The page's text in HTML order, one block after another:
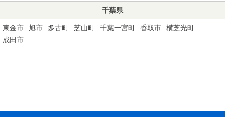
千葉県
東金市 旭市 多古町 芝山町 千葉一宮町 香取市
横芝光町
成田市